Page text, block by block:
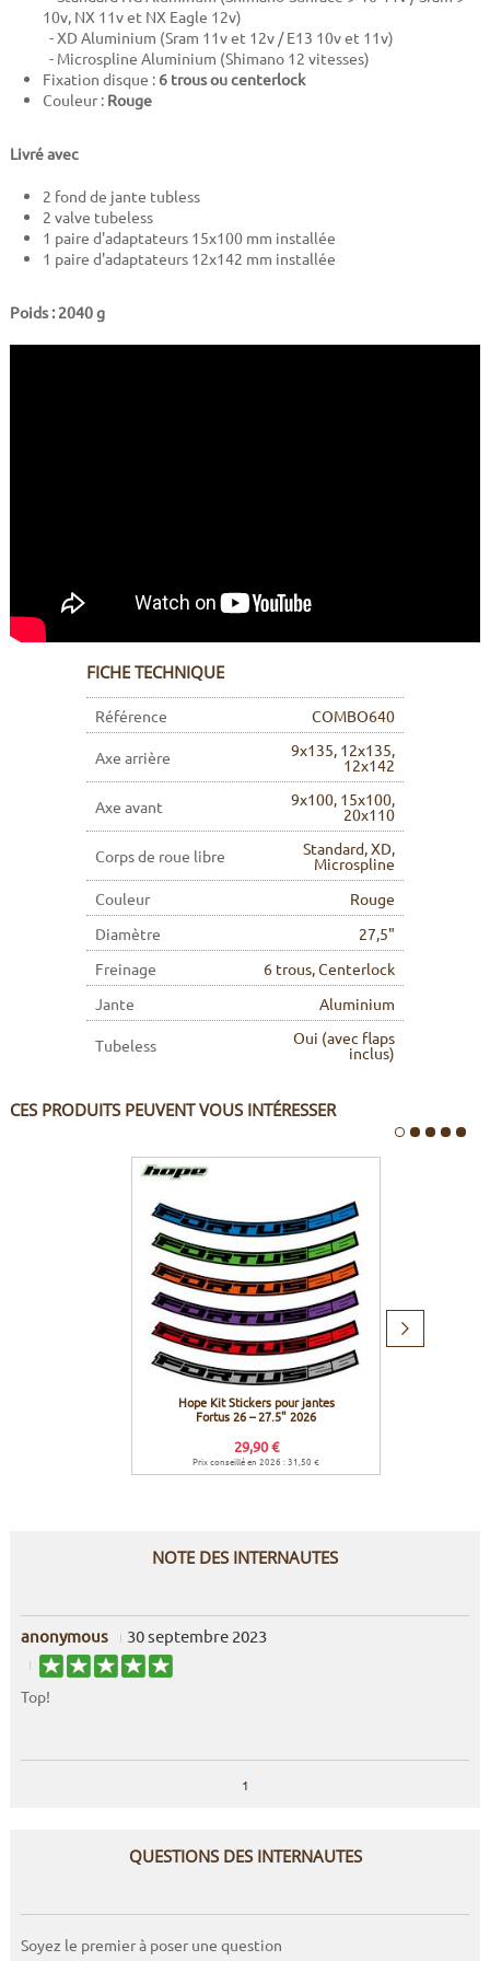
10v, NX 11v et NX Eagle 12v)
- XD Aluminium (Sram 11v et 12v / E13 10v et 11v)
- Microspline Aluminium (Shimano 12 vitesses)
Fixation disque : 6 trous ou centerlock
Couleur : Rouge
Livré avec
2 fond de jante tubless
2 valve tubeless
1 paire d'adaptateurs 15x100 mm installée
1 paire d'adaptateurs 12x142 mm installée
Poids : 2040 g
FICHE TECHNIQUE
Référence COMBO640
Axe arrière 9x135, 12x135,
12x142
Axe avant 9x100, 15x100,
20x110
Corps de roue libre Standard, XD,
Microspline
Couleur
Rouge
Diamètre
27,5"
Freinage
6 trous, Centerlock
Jante
Aluminium
Tubeless Oui (avec flaps
inclus)
CES PRODUITS PEUVENT VOUS INTÉRESSER
Hope Kit Stickers pour jantes
Fortus 26 – 27.5" 2026
29,90 €
Prix conseillé en 2026 : 31,50 €
Produit
NOTE DES INTERNAUTES
anonymous 30 septembre 2023
Top!
1
QUESTIONS DES INTERNAUTES
Soyez le premier à poser une question